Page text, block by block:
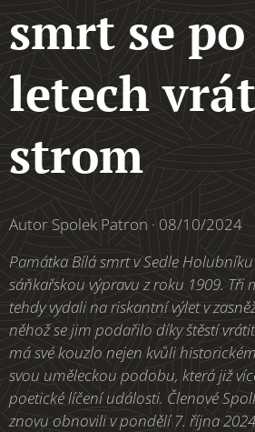
smrt se po
letech
strom
Autor Spolek Patron · 08/10/2024
Památka Bílá smrt v Sedle
sáňkařskou výpravu z roku 1909. Tři
tehdy vydali na riskantní výlet v
něhož se jim podařilo díky štěstí
má své kouzlo nejen kvůli
svou uměleckou podobu, která již
poetické líčení události. Členové
znovu obnovili v pondělí 7. října